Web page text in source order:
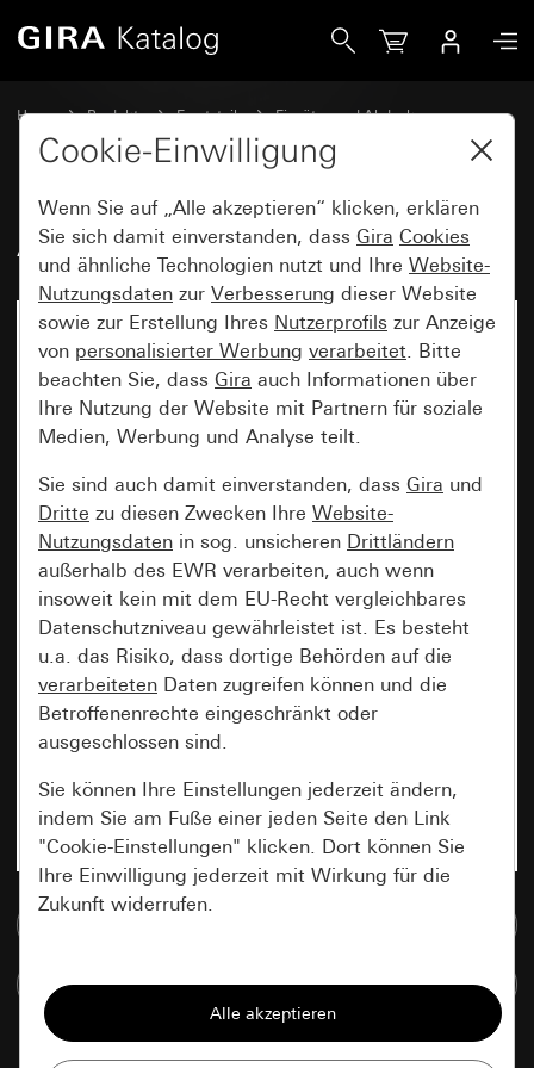
Home Produkte Ersatzteile
Einsätze und Abdeckungen
Schalten und Tasten
Alt - Wippe mit Beschriftungsfeld
Artikel vergleichen
Cookie-Einwilligung
Wenn Sie auf „Alle akzeptieren“ klicken, erklären
Sie sich damit einverstanden, dass Gira Cookies
und ähnliche Technologien nutzt und Ihre Website-
Nutzungsdaten zur Verbesserung dieser Website
sowie zur Erstellung Ihres Nutzerprofils zur Anzeige
von personalisierter Werbung verarbeitet. Bitte
beachten Sie, dass Gira auch Informationen über
Ihre Nutzung der Website mit Partnern für soziale
Medien, Werbung und Analyse teilt.
Sie sind auch damit einverstanden, dass Gira und
Dritte zu diesen Zwecken Ihre Website-
Nutzungsdaten in sog. unsicheren Drittländern
außerhalb des EWR verarbeiten, auch wenn
insoweit kein mit dem EU-Recht vergleichbares
Datenschutzniveau gewährleistet ist. Es besteht
u.a. das Risiko, dass dortige Behörden auf die
verarbeiteten Daten zugreifen können und die
Betroffenenrechte eingeschränkt oder
ausgeschlossen sind.
Sie können Ihre Einstellungen jederzeit ändern,
indem Sie am Fuße einer jeden Seite den Link
"Cookie-Einstellungen" klicken. Dort können Sie
Ihre Einwilligung jederzeit mit Wirkung für die
Zukunft widerrufen.
Alle Cookies, die wir benötigen um Ihnen die
Seite anzeigen zu können.